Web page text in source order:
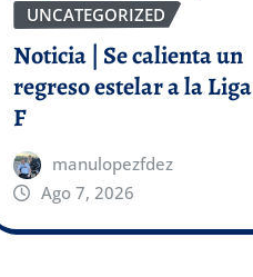
UNCATEGORIZED
Noticia | Se calienta un
regreso estelar a la Liga
F
manulopezfdez
Ago 7, 2026